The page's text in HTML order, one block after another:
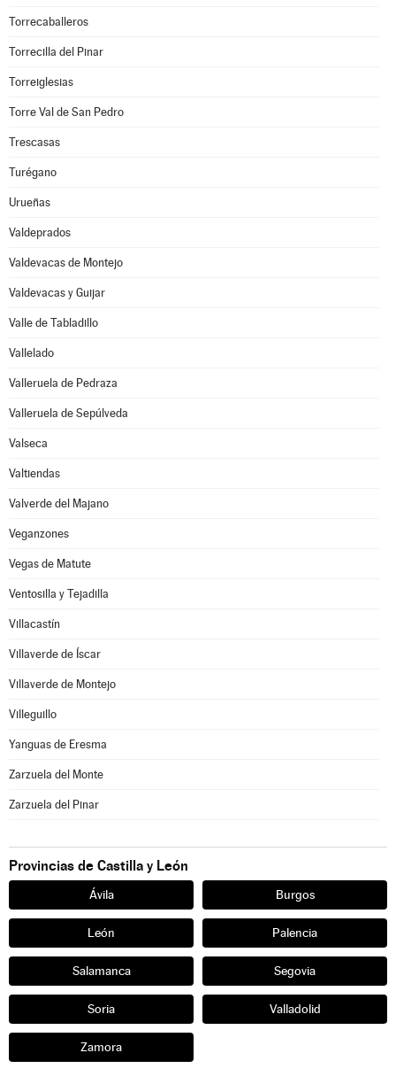
Torrecaballeros
Torrecilla del Pinar
Torreiglesias
Torre Val de San Pedro
Trescasas
Turégano
Urueñas
Valdeprados
Valdevacas de Montejo
Valdevacas y Guijar
Valle de Tabladillo
Vallelado
Valleruela de Pedraza
Valleruela de Sepúlveda
Valseca
Valtiendas
Valverde del Majano
Veganzones
Vegas de Matute
Ventosilla y Tejadilla
Villacastín
Villaverde de Íscar
Villaverde de Montejo
Villeguillo
Yanguas de Eresma
Zarzuela del Monte
Zarzuela del Pinar
Provincias de Castilla y León
Ávila Burgos
León Palencia
Salamanca Segovia
Soria Valladolid
Zamora